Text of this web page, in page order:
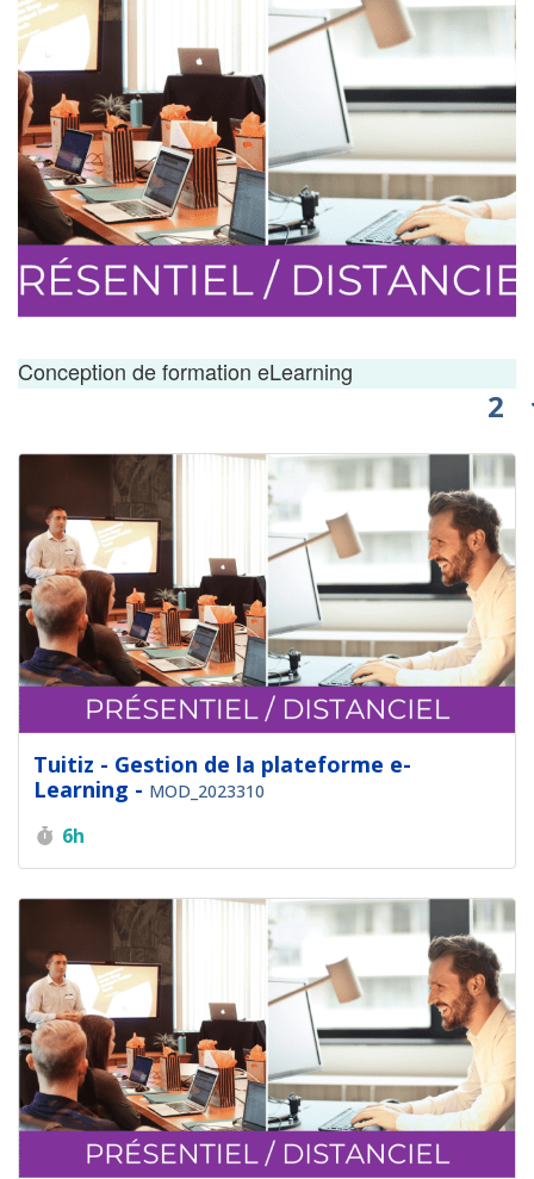
Conception de formation eLearning
2
Tuitiz - Gestion de la plateforme e-
Learning - MOD_2023310
Durée :
6h